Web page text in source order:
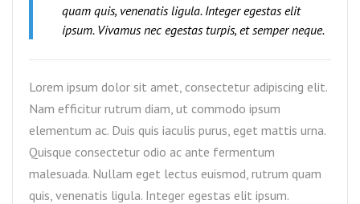
quam quis, venenatis ligula. Integer egestas elit
ipsum. Vivamus nec egestas turpis, et semper neque.
Lorem ipsum dolor sit amet, consectetur adipiscing elit.
Nam efficitur rutrum diam, ut commodo ipsum
elementum ac. Duis quis iaculis purus, eget mattis urna.
Quisque consectetur odio ac ante fermentum
malesuada. Nullam eget lectus euismod, rutrum quam
quis, venenatis ligula. Integer egestas elit ipsum.